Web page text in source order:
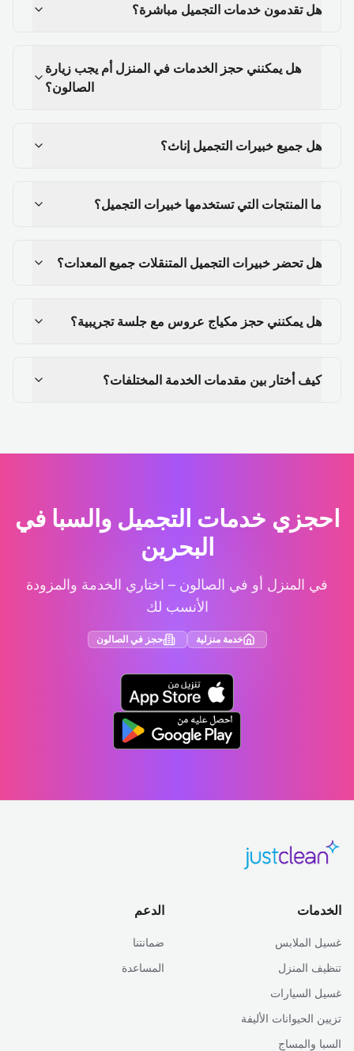
هل تقدمون خدمات التجميل مباشرة؟
هل يمكنني حجز الخدمات في المنزل أم يجب زيارة
الصالون؟
هل جميع خبيرات التجميل إناث؟
ما المنتجات التي تستخدمها خبيرات التجميل؟
هل تحضر خبيرات التجميل المتنقلات جميع المعدات؟
هل يمكنني حجز مكياج عروس مع جلسة تجريبية؟
كيف أختار بين مقدمات الخدمة المختلفات؟
احجزي خدمات التجميل والسبا في
البحرين
في المنزل أو في الصالون – اختاري الخدمة والمزودة
الأنسب لك
خدمة منزلية حجز في الصالون
الخدمات
غسيل الملابس
تنظيف المنزل
غسيل السيارات
تزيين الحيوانات الأليفة
السبا والمساج
الدعم
ضمانتنا
المساعدة